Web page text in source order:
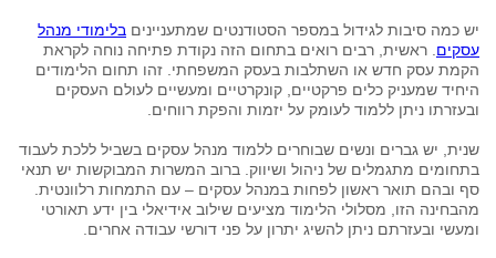
יש כמה סיבות לגידול במספר הסטודנטים שמתעניינים בלימודי מנהל
עסקים . ראשית, רבים רואים בתחום הזה נקודת פתיחה נוחה לקראת
הקמת עסק חדש או השתלבות בעסק המשפחתי. זהו תחום הלימודים
היחיד שמעניק כלים פרקטיים, קונקרטיים ומעשיים לעולם העסקים
ובעזרתו ניתן ללמוד לעומק על יזמות והפקת רווחים.
שנית, יש גברים ונשים שבוחרים ללמוד מנהל עסקים בשביל ללכת לעבוד
בתחומים מתגמלים של ניהול ושיווק. ברוב המשרות המבוקשות יש תנאי
סף ובהם תואר ראשון לפחות במנהל עסקים – עם התמחות רלוונטית.
מהבחינה הזו, מסלולי הלימוד מציעים שילוב אידיאלי בין ידע תאורטי
ומעשי ובעזרתם ניתן להשיג יתרון על פני דורשי עבודה אחרים.